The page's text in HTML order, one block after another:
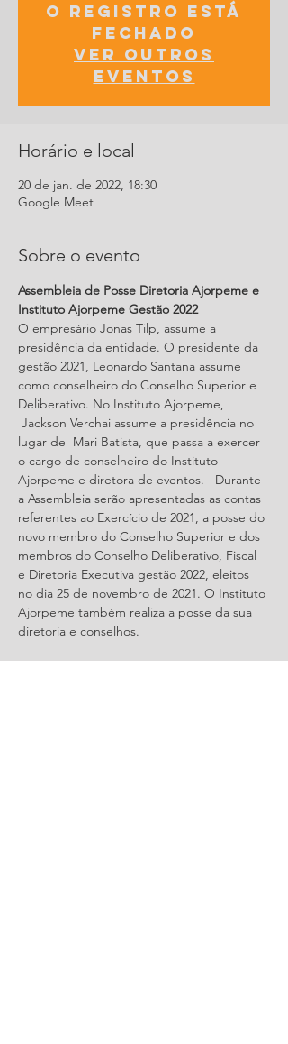
O registro está
fechado
Ver outros
eventos
Horário e local
20 de jan. de 2022, 18:30
Google Meet
Sobre o evento
Assembleia de Posse Diretoria Ajorpeme e
Instituto Ajorpeme Gestão 2022
O empresário Jonas Tilp, assume a
presidência da entidade. O presidente da
gestão 2021, Leonardo Santana assume
como conselheiro do Conselho Superior e
Deliberativo. No Instituto Ajorpeme,
Jackson Verchai assume a presidência no
lugar de  Mari Batista, que passa a exercer
o cargo de conselheiro do Instituto
Ajorpeme e diretora de eventos.   Durante
a Assembleia serão apresentadas as contas
referentes ao Exercício de 2021, a posse do
novo membro do Conselho Superior e dos
membros do Conselho Deliberativo, Fiscal
e Diretoria Executiva gestão 2022, eleitos
no dia 25 de novembro de 2021. O Instituto
Ajorpeme também realiza a posse da sua
diretoria e conselhos.